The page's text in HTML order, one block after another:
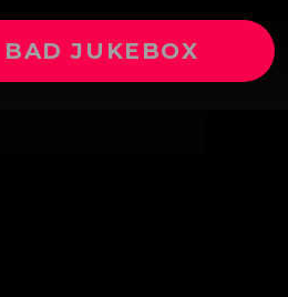
BAD JUKEBOX